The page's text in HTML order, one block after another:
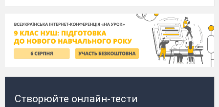
Створюйте онлайн-тести